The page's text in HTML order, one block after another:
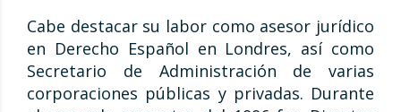
Cabe destacar su labor como asesor jurídico
en Derecho Español en Londres, así como
Secretario de Administración de varias
corporaciones públicas y privadas. Durante